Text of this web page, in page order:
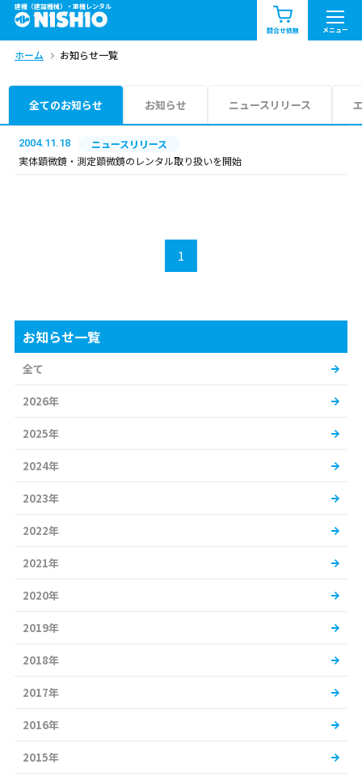
建機（建設機械）・重機レンタル
問合せ依頼 メニュー
商品一覧 お知らせ一覧
問合せ依頼リスト
エリア情報を見る
ホーム お知らせ一覧
全てのお知らせ お知らせ ニュースリリース
2004.11.18
ニュースリリース
実体顕微鏡・測定顕微鏡のレンタル取り扱いを開始
1
お知らせ一覧
全て
2026年
2025年
2024年
2023年
2022年
2021年
2020年
2019年
2018年
2017年
2016年
2015年